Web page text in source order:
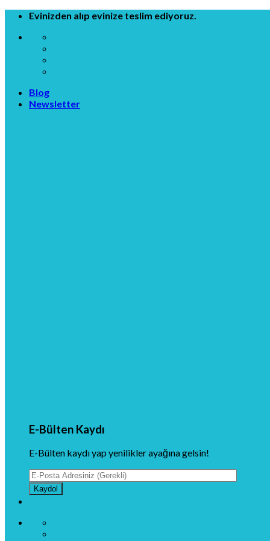
Skip
content
Evinizden alıp evinize teslim ediyoruz.
Blog
Newsletter
E-Bülten Kaydı
E-Bülten kaydı yap yenilikler ayağına gelsin!